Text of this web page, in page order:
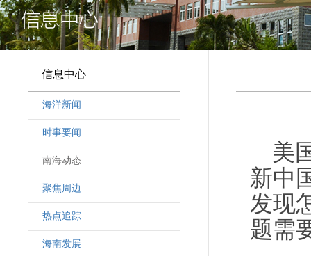
信息中心
海洋新闻
时事要闻
南海动态
聚焦周边
热点追踪
海南发展
美
新中
发现
题需